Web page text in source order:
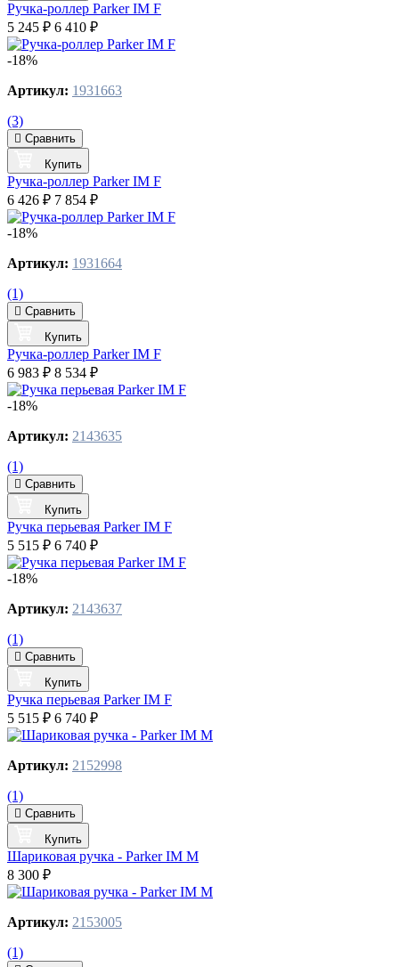
Ручка-роллер Parker IM F
5 245 ₽ 6 410 ₽
-18%
Артикул: 1931663
(3)
Сравнить
Купить
Ручка-роллер Parker IM F
6 426 ₽ 7 854 ₽
-18%
Артикул: 1931664
(1)
Сравнить
Купить
Ручка-роллер Parker IM F
6 983 ₽ 8 534 ₽
-18%
Артикул: 2143635
(1)
Сравнить
Купить
Ручка перьевая Parker IM F
5 515 ₽ 6 740 ₽
-18%
Артикул: 2143637
(1)
Сравнить
Купить
Ручка перьевая Parker IM F
5 515 ₽ 6 740 ₽
Артикул: 2152998
(1)
Сравнить
Купить
Шариковая ручка - Parker IM M
8 300 ₽
Артикул: 2153005
(1)